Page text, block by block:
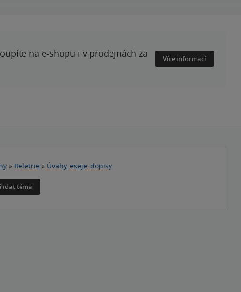
na e-shopu i v prodejnách za
Více informací
» Beletrie » Úvahy, eseje, dopisy
téma